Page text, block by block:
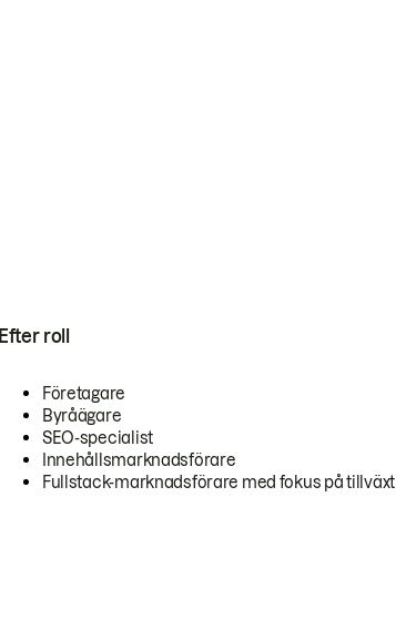
Efter roll
Företagare
Byråägare
SEO-specialist
Innehållsmarknadsförare
Fullstack-marknadsförare med fokus på tillväxt